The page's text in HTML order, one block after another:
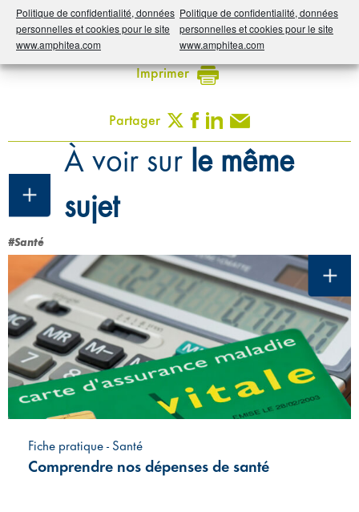
Politique de confidentialité, données
personnelles et cookies pour le site
www.amphitea.com
Politique de confidentialité, données
personnelles et cookies pour le site
www.amphitea.com
Noter 5/5 53votes
Imprimer
Partager
À voir sur le même
sujet
#Santé
Fiche pratique - Santé
Comprendre nos dépenses de santé